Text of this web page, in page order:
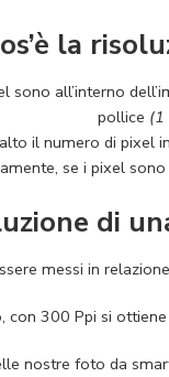
la
sono all’interno
pollice (1
il numero di pixel
se i pixel
di
messi in
con 300 Ppi si
nostre foto da